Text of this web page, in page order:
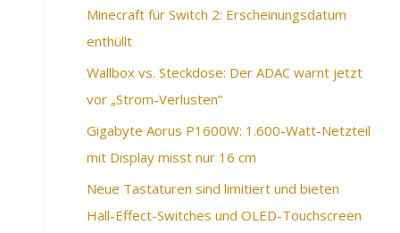
Minecraft für Switch 2: Erscheinungsdatum
enthüllt
Wallbox vs. Steckdose: Der ADAC warnt jetzt
vor „Strom-Verlusten“
Gigabyte Aorus P1600W: 1.600-Watt-Netzteil
mit Display misst nur 16 cm
Neue Tastaturen sind limitiert und bieten
Hall-Effect-Switches und OLED-Touchscreen